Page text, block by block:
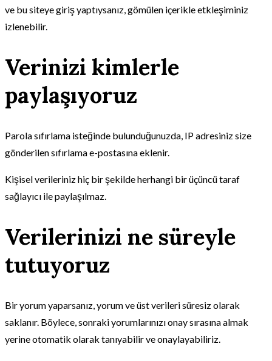
ve bu siteye giriş yaptıysanız, gömülen içerikle etkleşiminiz
izlenebilir.
Verinizi kimlerle
paylaşıyoruz
Parola sıfırlama isteğinde bulunduğunuzda, IP adresiniz size
gönderilen sıfırlama e-postasına eklenir.
Kişisel verileriniz hiç bir şekilde herhangi bir üçüncü taraf
sağlayıcı ile paylaşılmaz.
Verilerinizi ne süreyle
tutuyoruz
Bir yorum yaparsanız, yorum ve üst verileri süresiz olarak
saklanır. Böylece, sonraki yorumlarınızı onay sırasına almak
yerine otomatik olarak tanıyabilir ve onaylayabiliriz.